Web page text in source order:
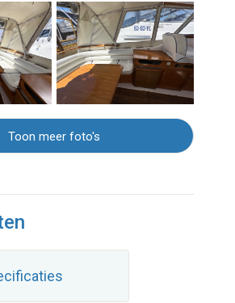
Toon meer foto's